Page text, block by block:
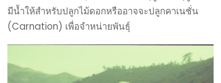
มีน้ำให้สำหรับปลูกไม้ดอกหรืออาจจะปลูกคาเนชั่น
(Carnation) เพื่อจำหน่ายพันธุ์